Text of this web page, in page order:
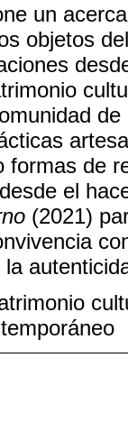
un
objetos
formas de
el
(2021)